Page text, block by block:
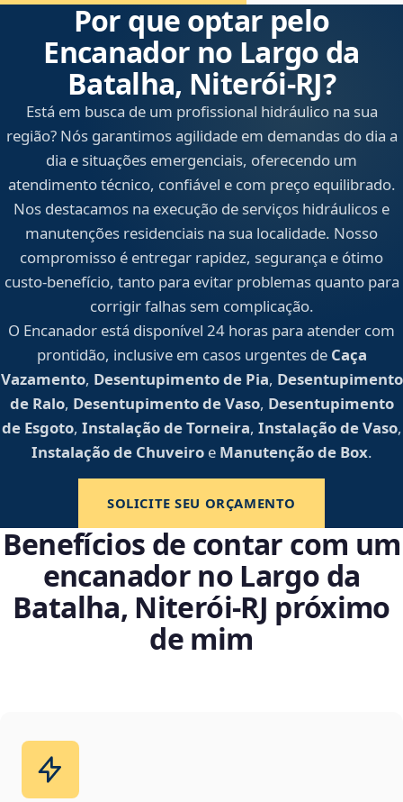
Por que optar pelo
Encanador no Largo da
Batalha, Niterói‑RJ?
Está em busca de um profissional hidráulico na sua
região? Nós garantimos agilidade em demandas do dia a
dia e situações emergenciais, oferecendo um
atendimento técnico, confiável e com preço equilibrado.
Nos destacamos na execução de serviços hidráulicos e
manutenções residenciais na sua localidade. Nosso
compromisso é entregar rapidez, segurança e ótimo
custo-benefício, tanto para evitar problemas quanto para
corrigir falhas sem complicação.
O Encanador está disponível 24 horas para atender com
prontidão, inclusive em casos urgentes de Caça
Vazamento, Desentupimento de Pia, Desentupimento
de Ralo, Desentupimento de Vaso, Desentupimento
de Esgoto, Instalação de Torneira, Instalação de Vaso,
Instalação de Chuveiroe Manutenção de Box.
SOLICITE SEU ORÇAMENTO
Benefícios de contar com um
encanador no Largo da
Batalha, Niterói‑RJ próximo
de mim